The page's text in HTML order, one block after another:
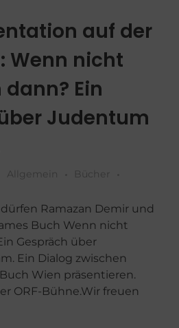
auf der
Wenn nicht
Ein
Judentum
Allgemein
Bücher
Ramazan Demir und
Buch Wenn nicht
Gespräch über
Ein Dialog zwischen
Wien präsentieren.
ORF-Bühne.Wir freuen